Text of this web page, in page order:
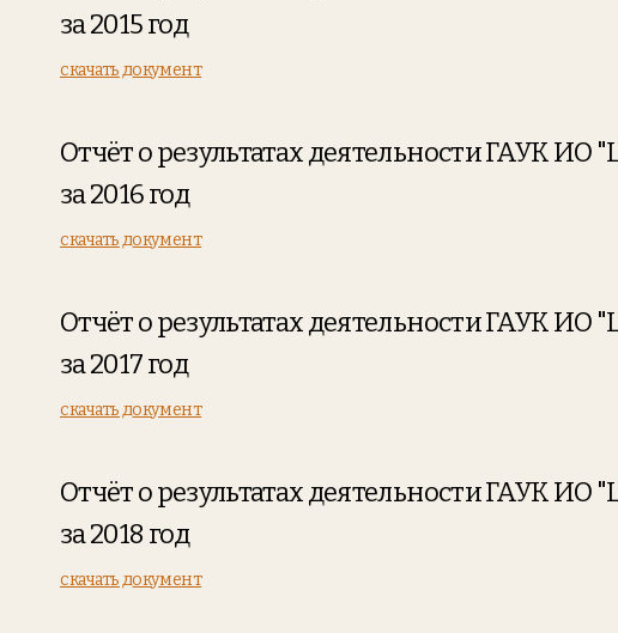
за 2015 год
скачать документ
Отчёт о результатах деятельности ГАУК
за 2016 год
скачать документ
Отчёт о результатах деятельности ГАУК
за 2017 год
скачать документ
Отчёт о результатах деятельности ГАУК
за 2018 год
скачать документ